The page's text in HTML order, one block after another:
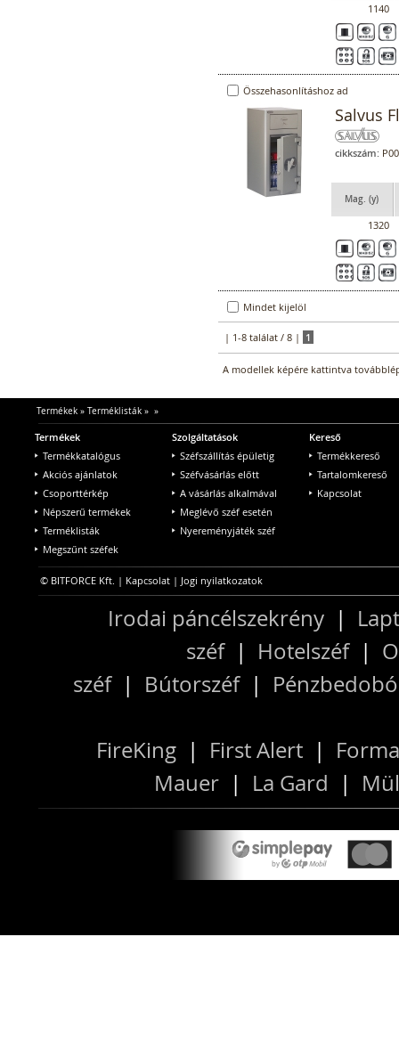
1140
Összehasonlításhoz ad
Salvus
cikkszám:
Mag. (y)
1320
Mindet kijelöl
| 1-8 találat / 8 | 1
A modellek képére kattintva
Termékek» Terméklisták» »
Termékek
Termékkatalógus
Akciós ajánlatok
Csoporttérkép
Népszerű termékek
Terméklisták
Megszűnt széfek
Szolgáltatások
Széfszállítás épületig
Széfvásárlás előtt
A vásárlás alkalmával
Meglévő széf esetén
Nyereményjáték széf
Kereső
Termékkereső
Tartalomkereső
Kapcsolat
© BITFORCE Kft. | Kapcsolat | Jogi nyilatkozatok
Irodai páncélszekrény |
széf| Hotelszéf|
széf| Bútorszéf|
FireKing | First Alert |
Mauer | La Gard |